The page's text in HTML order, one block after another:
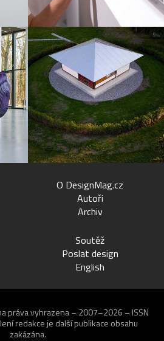
O DesignMag.cz
Autoři
Archiv
Soutěž
Poslat design
English
práva vyhrazena – 2007–2026 – ISSN
redakce je další publikace obsahu
zakázána.